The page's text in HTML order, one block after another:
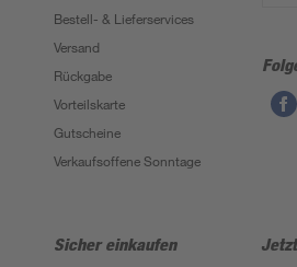
Bestell- & Lieferservices
Versand
Rückgabe
Vorteilskarte
Gutscheine
Verkaufsoffene Sonntage
Sicher einkaufen